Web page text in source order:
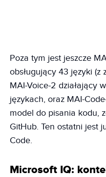
Poza tym jest jeszcze
obsługujący 43 języki (z
MAI-Voice-2 działający
językach, oraz MAI-
model do pisania kodu,
GitHub. Ten ostatni jest
Code.
Microsoft IQ: